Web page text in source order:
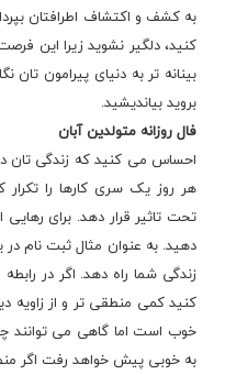
به کشف و اکتشاف اطرافتان
کنید، دلگیر نشوید زیرا این
بینانه تر به دنیای پیرامون
بروید بیاندیشید.
فال روزانه متولدین آبان
احساس می کنید که زندگی تان
هر روز یک سری کارها را تکرار
تحت تاثیر قرار دهد. برای
دهید. به عنوان مثال ثبت نام
زندگی شما راه دهد. اگر در
کنید کمی منطقی تر و از زاویه
خوب است اما گاهی می توانند
به خوبی پیش خواهد رفت اگر